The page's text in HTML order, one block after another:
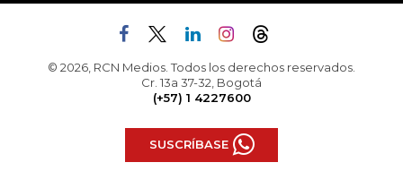
© 2026, RCN Medios. Todos los derechos reservados.
Cr. 13a 37-32, Bogotá
(+57) 1 4227600
SUSCRÍBASE